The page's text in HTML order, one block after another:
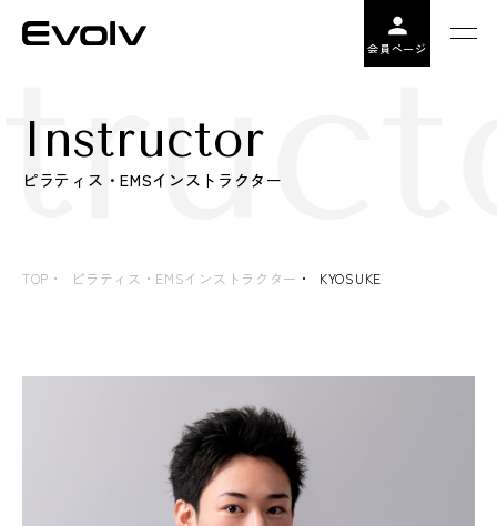
会員ページ
Instructor
ピラティス・EMSインストラクター
TOP ピラティス・EMSインストラクター KYOSUKE